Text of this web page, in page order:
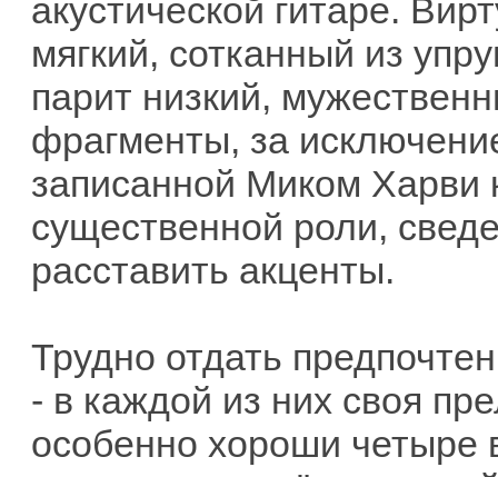
акустической гитаре.
мягкий, сотканный из
парит низкий,
фрагменты, за
записанной Миком Харви
существенной роли,
расставить акценты.
Трудно отдать
- в каждой из них своя
особенно хороши четыре